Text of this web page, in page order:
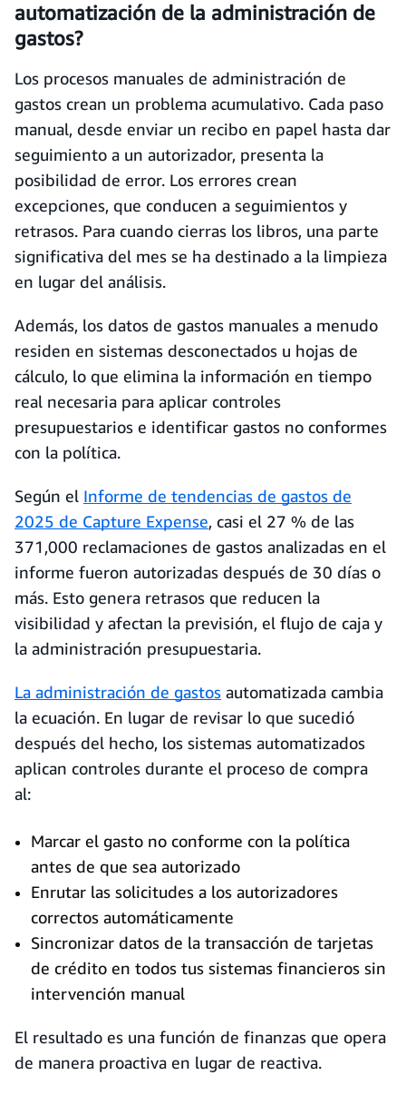
automatización de la administración de
gastos?
Los procesos manuales de administración de
gastos crean un problema acumulativo. Cada paso
manual, desde enviar un recibo en papel hasta dar
seguimiento a un autorizador, presenta la
posibilidad de error. Los errores crean
excepciones, que conducen a seguimientos y
retrasos. Para cuando cierras los libros, una parte
significativa del mes se ha destinado a la limpieza
en lugar del análisis.
Además, los datos de gastos manuales a menudo
residen en sistemas desconectados u hojas de
cálculo, lo que elimina la información en tiempo
real necesaria para aplicar controles
presupuestarios e identificar gastos no conformes
con la política.
Según el Informe de tendencias de gastos de
2025 de Capture Expense, casi el 27 % de las
371,000 reclamaciones de gastos analizadas en el
informe fueron autorizadas después de 30 días o
más. Esto genera retrasos que reducen la
visibilidad y afectan la previsión, el flujo de caja y
la administración presupuestaria.
La administración de gastos automatizada cambia
la ecuación. En lugar de revisar lo que sucedió
después del hecho, los sistemas automatizados
aplican controles durante el proceso de compra
al:
Marcar el gasto no conforme con la política
antes de que sea autorizado
Enrutar las solicitudes a los autorizadores
correctos automáticamente
Sincronizar datos de la transacción de tarjetas
de crédito en todos tus sistemas financieros sin
intervención manual
El resultado es una función de finanzas que opera
de manera proactiva en lugar de reactiva.